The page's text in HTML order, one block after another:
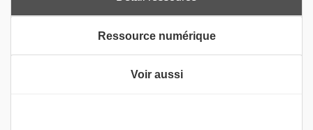
Ressource numérique
Voir aussi